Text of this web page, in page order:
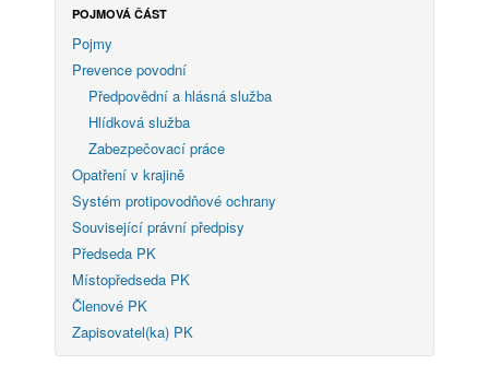
POJMOVÁ ČÁST
Pojmy
Prevence povodní
Předpovědní a hlásná služba
Hlídková služba
Zabezpečovací práce
Opatření v krajině
Systém protipovodňové ochrany
Související právní předpisy
Předseda PK
Místopředseda PK
Členové PK
Zapisovatel(ka) PK